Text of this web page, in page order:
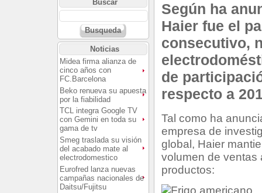
Buscar
Busqueda
Noticias
Midea firma alianza de
cinco años con
FC.Barcelona
Beko renueva su apuesta
por la fiabilidad
TCL integra Google TV
con Gemini en toda su
gama de tv
Smeg traslada su visión
del acabado mate al
electrodomestico
Eurofred lanza nuevas
campañas nacionales de
Daitsu/Fujitsu
Según ha
Haier fue el
consecutivo,
de
respecto a
Tal como ha
empresa de
global, Haier
volumen de ventas
productos: